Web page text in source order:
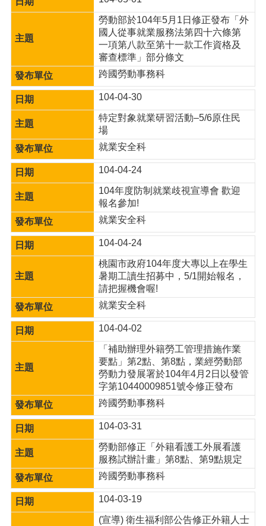
安
政
策
隱
私
權
政
策
政
府
網
站
資
料
開
宣
勞動部於104年5月1日修正發布「外
國人從事就業服務法第四十六條第
一項第八款至第十一款工作資格及
審查標準」部分條文
跨國勞動事務科
104-04-30
特定對象就業研習活動–5/6原住民
場
就業安全科
104-04-24
104年度防制就業歧視宣導會 歡迎
報名參加!
就業安全科
104-04-24
桃園市政府104年度大專以上在學生
暑期工讀生招募中，5/1開始報名，
請把握機會喔!
就業安全科
104-04-02
「補助辦理外籍勞工管理措施作業
要點」第2點、第8點，業經勞動部
勞動力發展署於104年4月2日以發管
字第10440009851號令修正發布
跨國勞動事務科
104-03-31
勞動部修正「外籍看護工外展看護
服務試辦計畫」第8點、第9點規定
跨國勞動事務科
104-03-19
(宣導) 衛生福利部公告修正外籍人士